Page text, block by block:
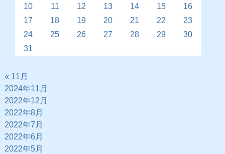
10
11 12 13 14 15
16
17
18 19 20 21 22
23
24
25 26 27 28 29
30
31
« 11月
2024年11月
2022年12月
2022年8月
2022年7月
2022年6月
2022年5月